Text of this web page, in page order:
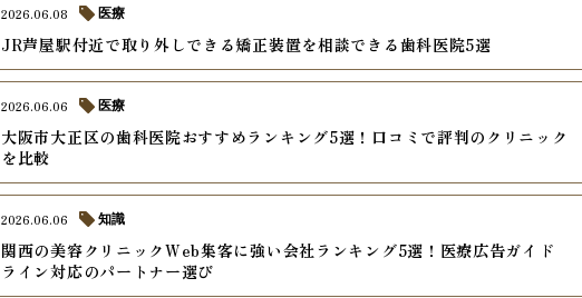
JR芦屋駅付近で取り外しできる矯正装置を相談できる歯科医院5選
2026.06.08 医療
大阪市大正区の歯科医院おすすめランキング5選！口コミで評判のクリニック
を比較
2026.06.06 医療
関西の美容クリニックWeb集客に強い会社ランキング5選！医療広告ガイド
ライン対応のパートナー選び
2026.06.06 知識